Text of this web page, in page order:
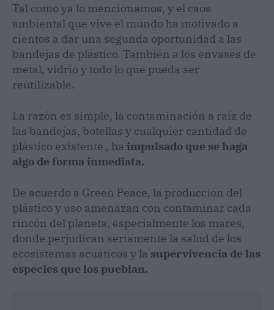
Tal como ya lo mencionamos, y el caos
ambiental que vive el mundo ha motivado a
cientos a dar una segunda oportunidad a las
bandejas de plástico. También a los envases de
metal, vidrio y todo lo que pueda ser
reutilizable.
La razón es simple, la contaminación a raíz de
las bandejas, botellas y cualquier cantidad de
plástico existente , ha impulsado que se haga
algo de forma inmediata.
De acuerdo a Green Peace, la producción del
plástico y uso amenazan con contaminar cada
rincón del planeta, especialmente los mares,
donde perjudican seriamente la salud de los
ecosistemas acuáticos y la supervivencia de las
especies que los pueblan.